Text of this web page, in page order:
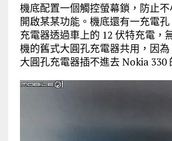
機底配置一個觸控螢幕鎖，防止
開啟某某功能。機底還有一充電
充電器透過車上的 12 伏特充電，
機的舊式大圓孔充電器共用，因
大圓孔充電器插不進去 Nokia 330